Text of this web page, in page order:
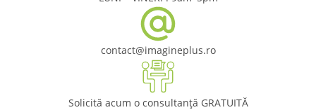
contact@imagineplus.ro
Solicită acum o consultanță GRATUITĂ